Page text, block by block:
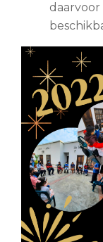
daarvoor